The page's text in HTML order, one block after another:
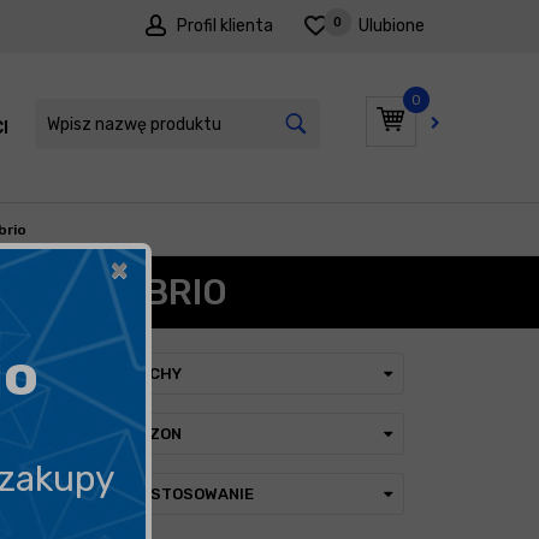
Profil klienta Ulubione
0
0
PROMOCJE
CABRIO
CECHY
SEZON
ZASTOSOWANIE
×